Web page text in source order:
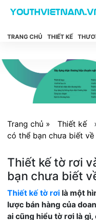
TRANG CHỦ THIẾT KẾ
Trang chủ » Thiết kế
có thể bạn chưa biết
Thiết kế tờ rơi
bạn chưa biết
Thiết kế tờ rơi là một
lược bán hàng của
ai cũng hiểu tờ rơi là